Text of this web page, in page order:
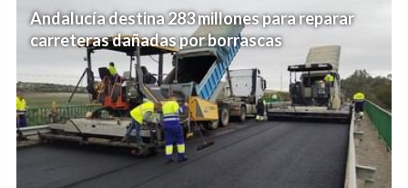
Andalucía destina 283 millones para reparar
carreteras dañadas por borrascas